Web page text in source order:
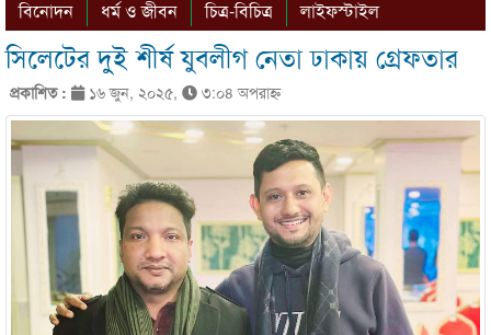
বিনোদন
ধর্ম ও জীবন চিত্র-বিচিত্র লাইফস্টাইল
সিলেটের দুই শীর্ষ যুবলীগ নেতা ঢাকায় গ্রেফতার
প্রকাশিত : ১৬ জুন, ২০২৫, ৩:০৪ অপরাহ্ণ